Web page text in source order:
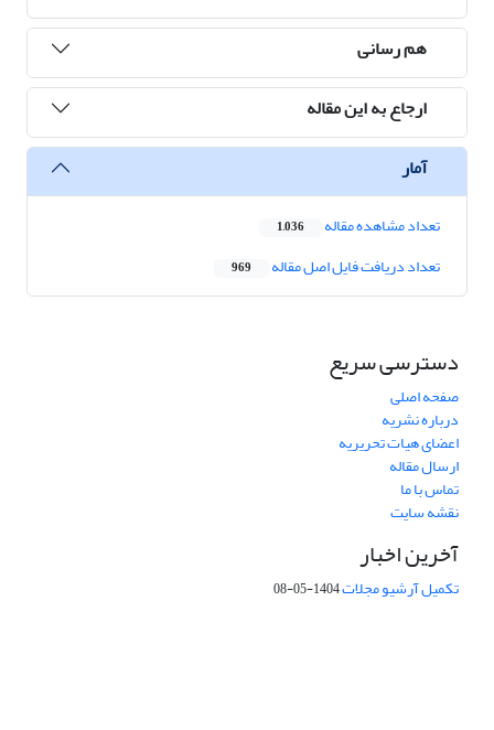
هم رسانی
ارجاع به این مقاله
آمار
تعداد مشاهده مقاله 1,036
تعداد دریافت فایل اصل مقاله 969
دسترسی سریع
صفحه اصلی
درباره نشریه
اعضای هیات تحریریه
ارسال مقاله
تماس با ما
نقشه سایت
آخرین اخبار
تکمیل آرشیو مجلات1404-05-08